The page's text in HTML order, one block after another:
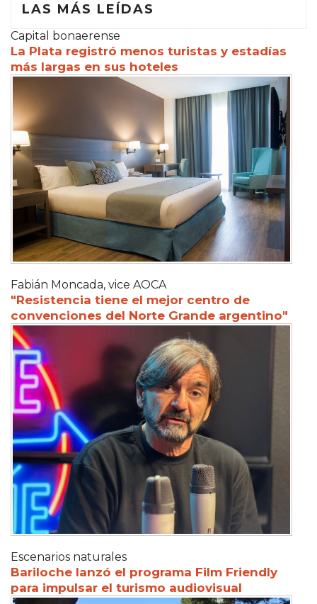
LAS MÁS LEÍDAS
Capital bonaerense
La Plata registró menos turistas y estadías
más largas en sus hoteles
Fabián Moncada, vice AOCA
"Resistencia tiene el mejor centro de
convenciones del Norte Grande argentino"
Escenarios naturales
Bariloche lanzó el programa Film Friendly
para impulsar el turismo audiovisual